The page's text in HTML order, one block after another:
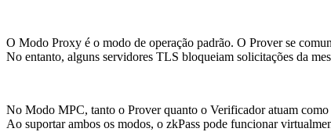
O Modo Proxy é o modo de operação padrão. O Prover se
No entanto, alguns servidores TLS bloqueiam solicitações da
No Modo MPC, tanto o Prover quanto o Verificador atuam como
Ao suportar ambos os modos, o zkPass pode funcionar